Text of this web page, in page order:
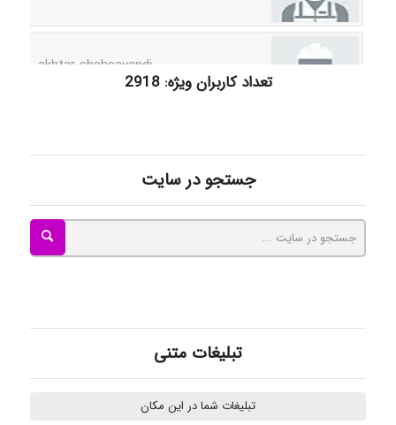
Nazaninkarkon
Omid
تعداد کاربران ویژه: 2918
جستجو در سایت
تبلیغات متنی
تبلیغات شما در این مکان